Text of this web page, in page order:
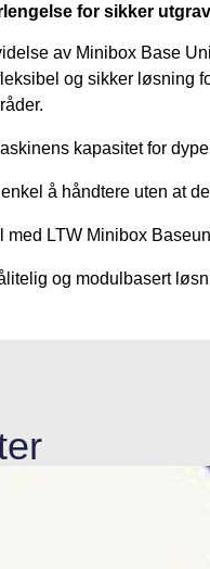
for sikker
av Minibox Base
og sikker løsning
kapasitet for
å håndtere uten at
med LTW Minibox
og modulbasert